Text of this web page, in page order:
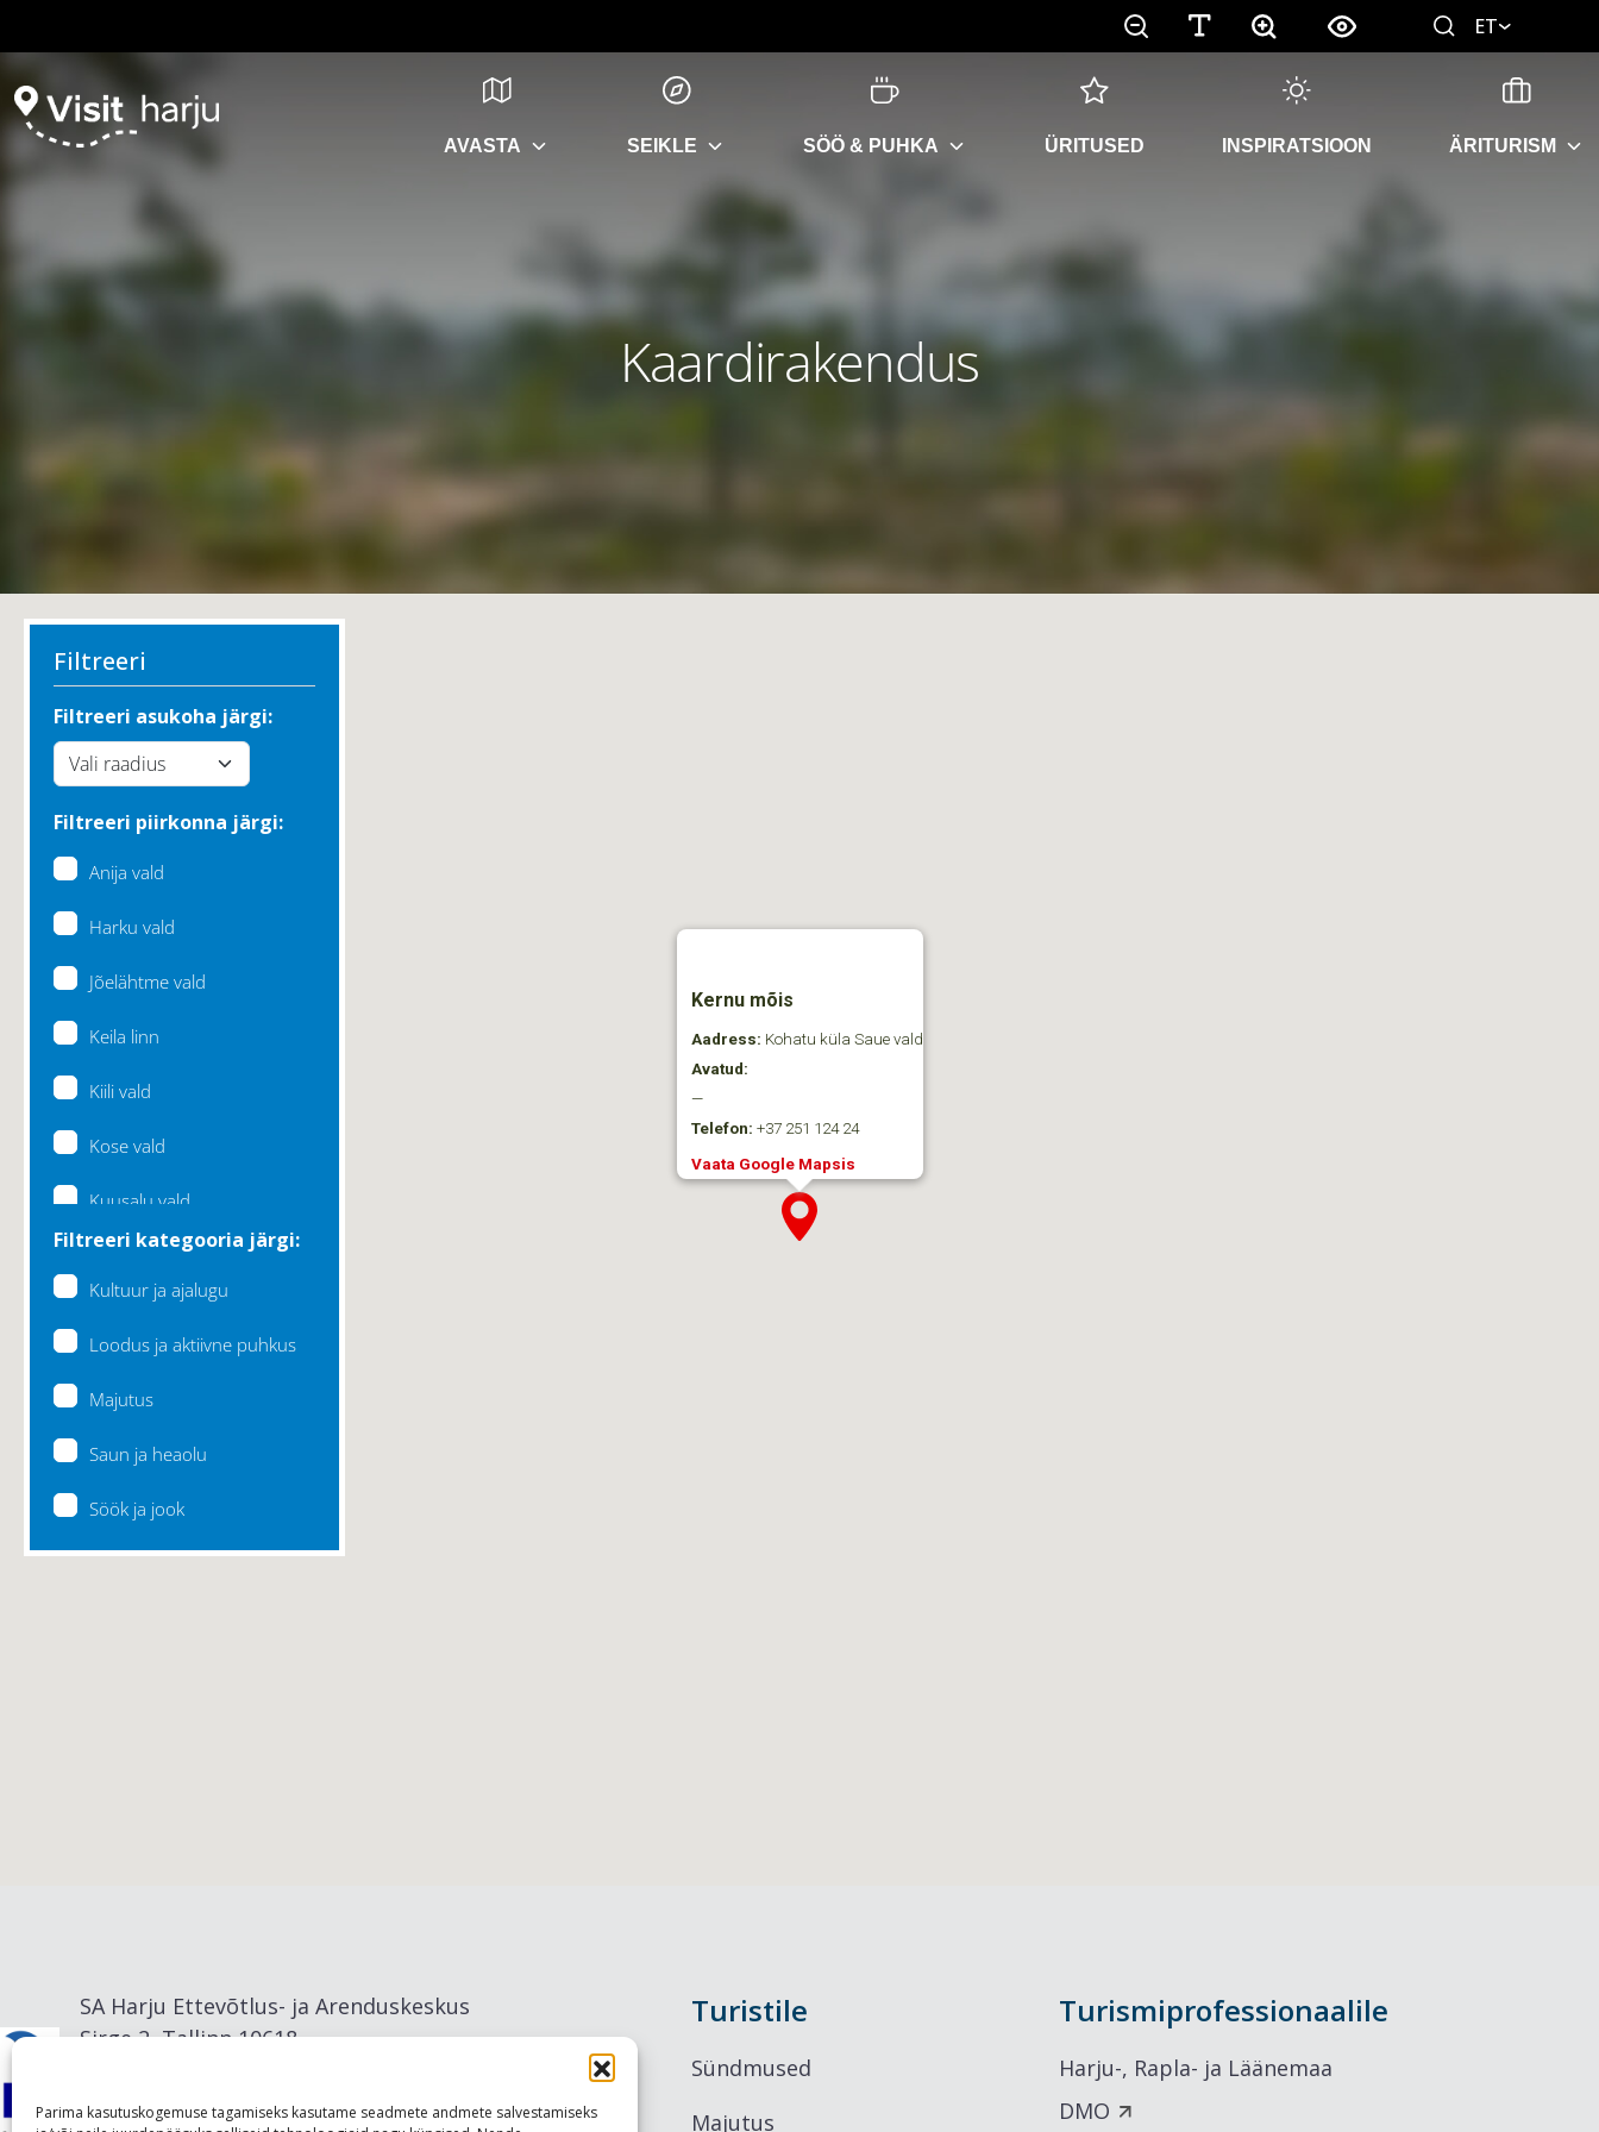
Parima kasutuskogemuse tagamiseks kasutame seadmete andmete salvestamiseks
ET
AVASTA SEIKLE SÖÖ & PUHKA ÜRITUSED INSPIRATSIOON ÄRITURISM
Kaardirakendus
Filtreeri
Filtreeri asukoha järgi:
Filtreeri piirkonna järgi:
Anija vald
Harku vald
Jõelähtme vald
Keila linn
Kiili vald
Kose vald
Kuusalu vald
Lääne-Harju vald
Filtreeri kategooria järgi:
Kultuur ja ajalugu
Loodus ja aktiivne puhkus
Majutus
Saun ja heaolu
Söök ja jook
Kernu mõis
Aadress: Kohatu küla Saue vald
Avatud:
—
Telefon: +37 251 124 24
Vaata Google Mapsis
SA Harju Ettevõtlus- ja Arenduskeskus
Sirge 2, Tallinn 10618
Turistile
Sündmused
Majutus
Turismiprofessionaalile
Harju-, Rapla- ja Läänemaa
DMO